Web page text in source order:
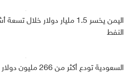
اليمن يخسر 1.5 مليار دولار
النفط
السعودية تودع أكثر